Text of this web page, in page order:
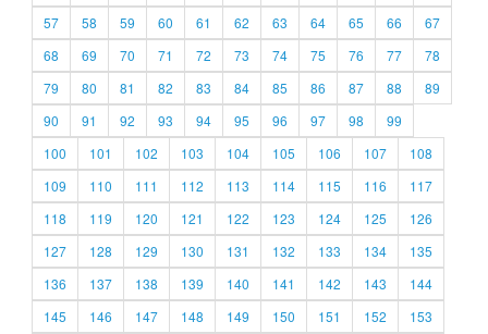
57
58 59 60 61 62 63 64 65 66
67
68
69 70 71 72 73 74 75 76 77
78
79
80 81 82 83 84 85 86 87 88
89
90
91 92 93 94 95 96 97 98
99
100
101 102 103 104 105 106 107
108
109
110 111 112 113 114 115 116
117
118
119 120 121 122 123 124 125
126
127
128 129 130 131 132 133 134
135
136
137 138 139 140 141 142 143
144
145
146 147 148 149 150 151 152
153